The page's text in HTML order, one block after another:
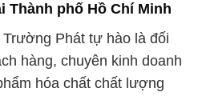
Thành phố Hồ Chí Minh
Phát tự hào là đối
hàng, chuyên kinh doanh
hóa chất chất lượng